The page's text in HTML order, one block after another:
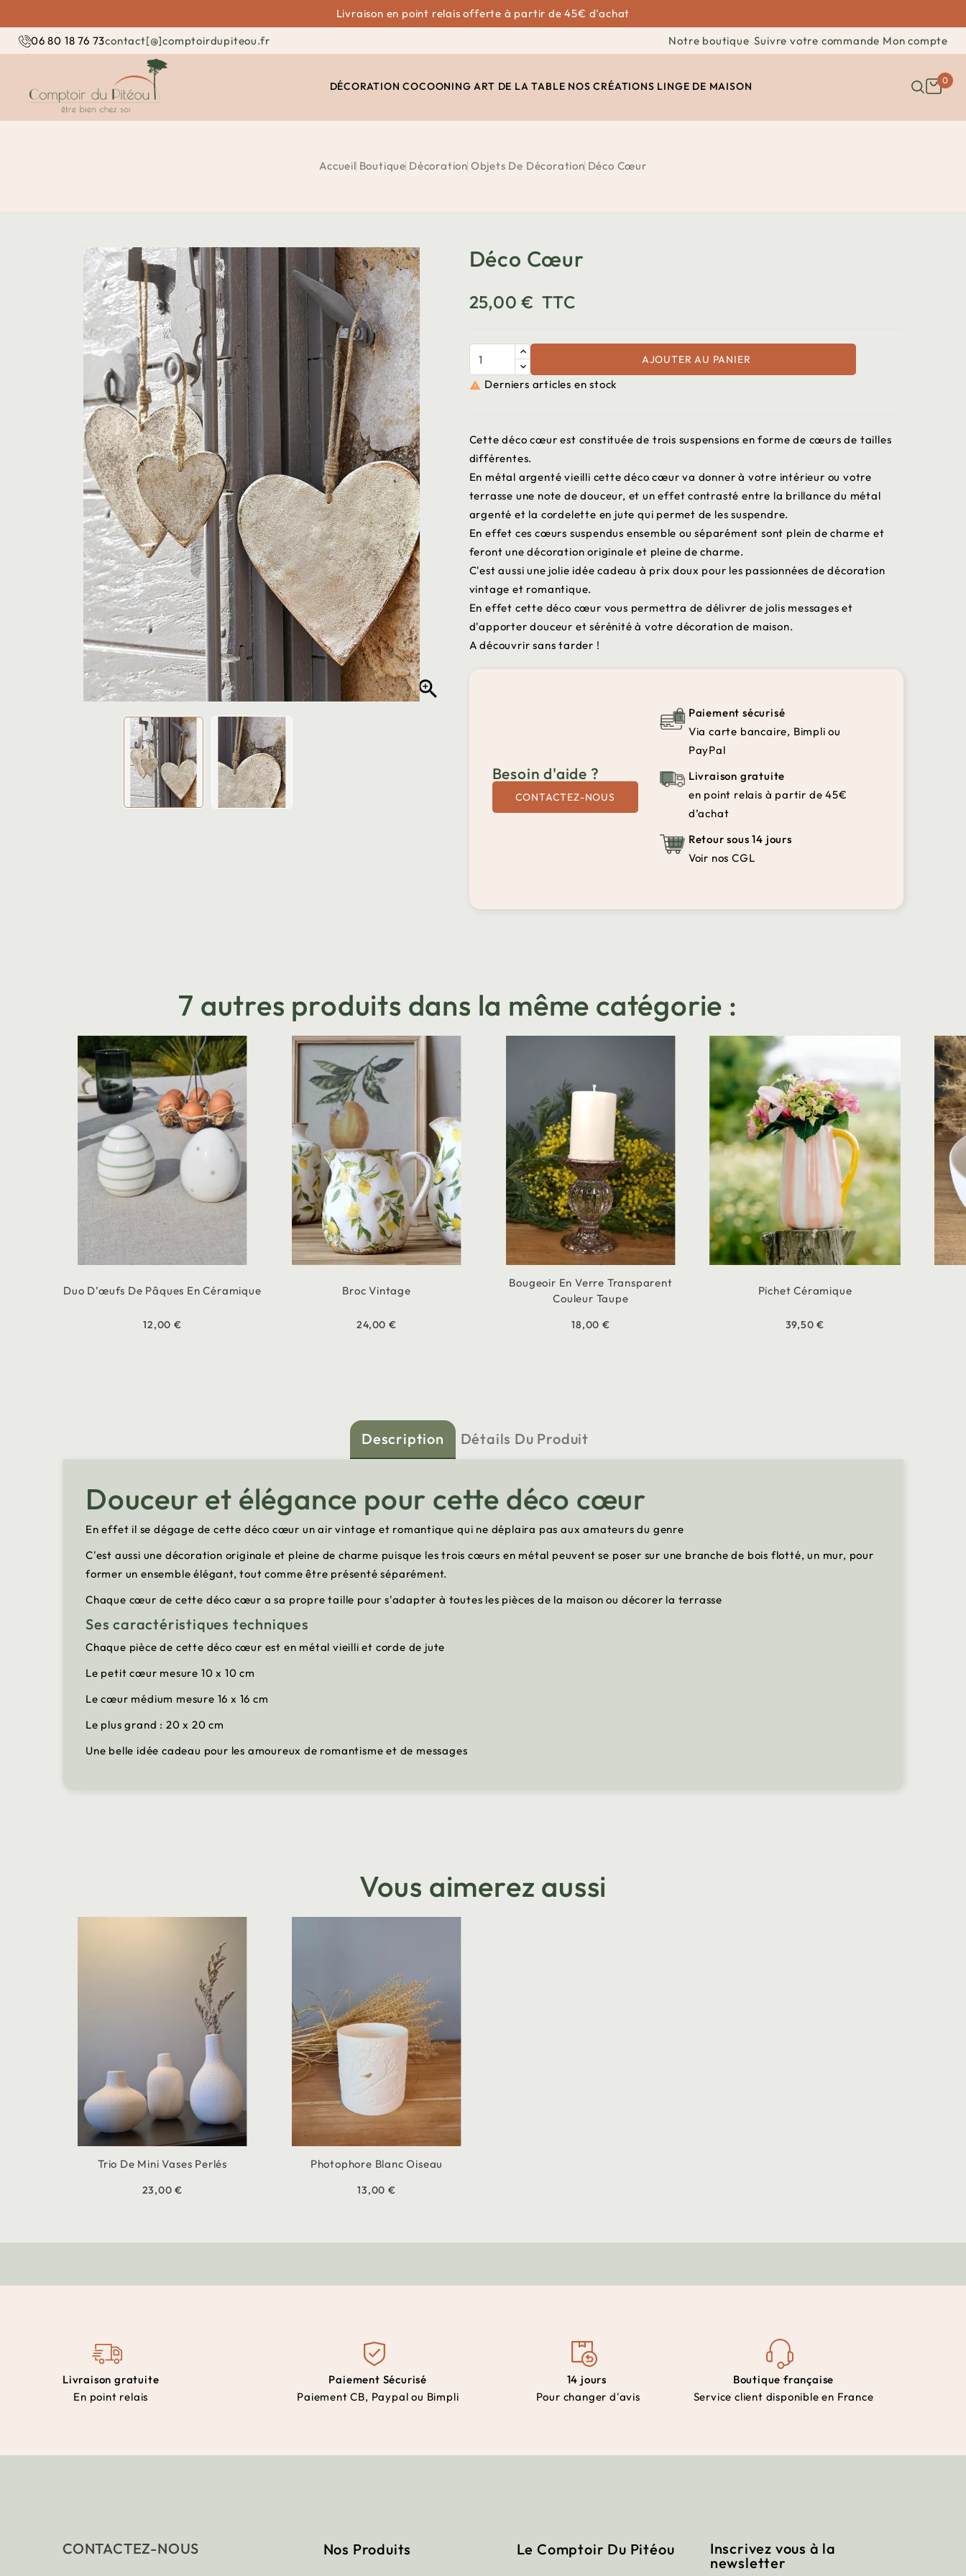
Livraison en point relais offerte à partir de 45€ d'achat
06 80 18 76 73contact[@]comptoirdupiteou.fr Notre boutique Suivre votre commande Mon compte
DÉCORATION COCOONING ART DE LA TABLE NOS CRÉATIONS LINGE DE MAISON 0
Accueil Boutique Décoration Objets De Décoration Déco Cœur

Déco Cœur
25,00 € TTC
AJOUTER AU PANIER
 Derniers articles en stock
Cette déco cœur est constituée de trois suspensions en forme de cœurs de tailles
différentes.
En métal argenté vieilli cette déco cœur va donner à votre intérieur ou votre
terrasse une note de douceur, et un effet contrasté entre la brillance du métal
argenté et la cordelette en jute qui permet de les suspendre.
En effet ces cœurs suspendus ensemble ou séparément sont plein de charme et
feront une décoration originale et pleine de charme.
C'est aussi une jolie idée cadeau à prix doux pour les passionnées de décoration
vintage et romantique.
En effet cette déco cœur vous permettra de délivrer de jolis messages et
d'apporter douceur et sérénité à votre décoration de maison.
A découvrir sans tarder !
Besoin d'aide ?
CONTACTEZ-NOUS
Paiement sécurisé
Via carte bancaire, Bimpli ou
PayPal
Livraison gratuite
en point relais à partir de 45€
d’achat
Retour sous 14 jours
Voir nos CGL
7 autres produits dans la même catégorie :
Duo D’œufs De Pâques En Céramique
12,00 €
Broc Vintage
24,00 €
Bougeoir En Verre Transparent
Couleur Taupe
18,00 €
Pichet Céramique
39,50 €
Description Détails Du Produit
Douceur et élégance pour cette déco cœur
En effet il se dégage de cette déco cœur un air vintage et romantique qui ne déplaira pas aux amateurs du genre
C'est aussi une décoration originale et pleine de charme puisque les trois cœurs en métal peuvent se poser sur une branche de bois flotté, un mur, pour
former un ensemble élégant, tout comme être présenté séparément.
Chaque cœur de cette déco cœur a sa propre taille pour s'adapter à toutes les pièces de la maison ou décorer la terrasse
Ses caractéristiques techniques
Chaque pièce de cette déco cœur est en métal vieilli et corde de jute
Le petit cœur mesure 10 x 10 cm
Le cœur médium mesure 16 x 16 cm
Le plus grand : 20 x 20 cm
Une belle idée cadeau pour les amoureux de romantisme et de messages
Vous aimerez aussi
Trio De Mini Vases Perlés
23,00 €
Photophore Blanc Oiseau
13,00 €
Livraison gratuite
En point relais
Paiement Sécurisé
Paiement CB, Paypal ou Bimpli
14 jours
Pour changer d'avis
Boutique française
Service client disponible en France
CONTACTEZ-NOUS Nos Produits Le Comptoir Du Pitéou
Inscrivez vous à la
newsletter